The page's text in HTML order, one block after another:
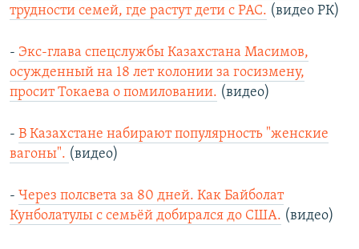
трудности семей, где растут дети с РАС. (видео РК)
- Экс‑глава спецслужбы Казахстана Масимов,
осужденный на 18 лет колонии за госизмену,
просит Токаева о помиловании. (видео)
- В Казахстане набирают популярность "женские
вагоны". (видео)
- Через полсвета за 80 дней. Как Байболат
Кунболатулы с семьёй добирался до США. (видео)